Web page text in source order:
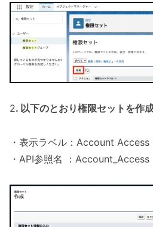
2. 以下のとおり権限セットを作
・表示ラベル：Account Access
・API参照名 ：Account_Access